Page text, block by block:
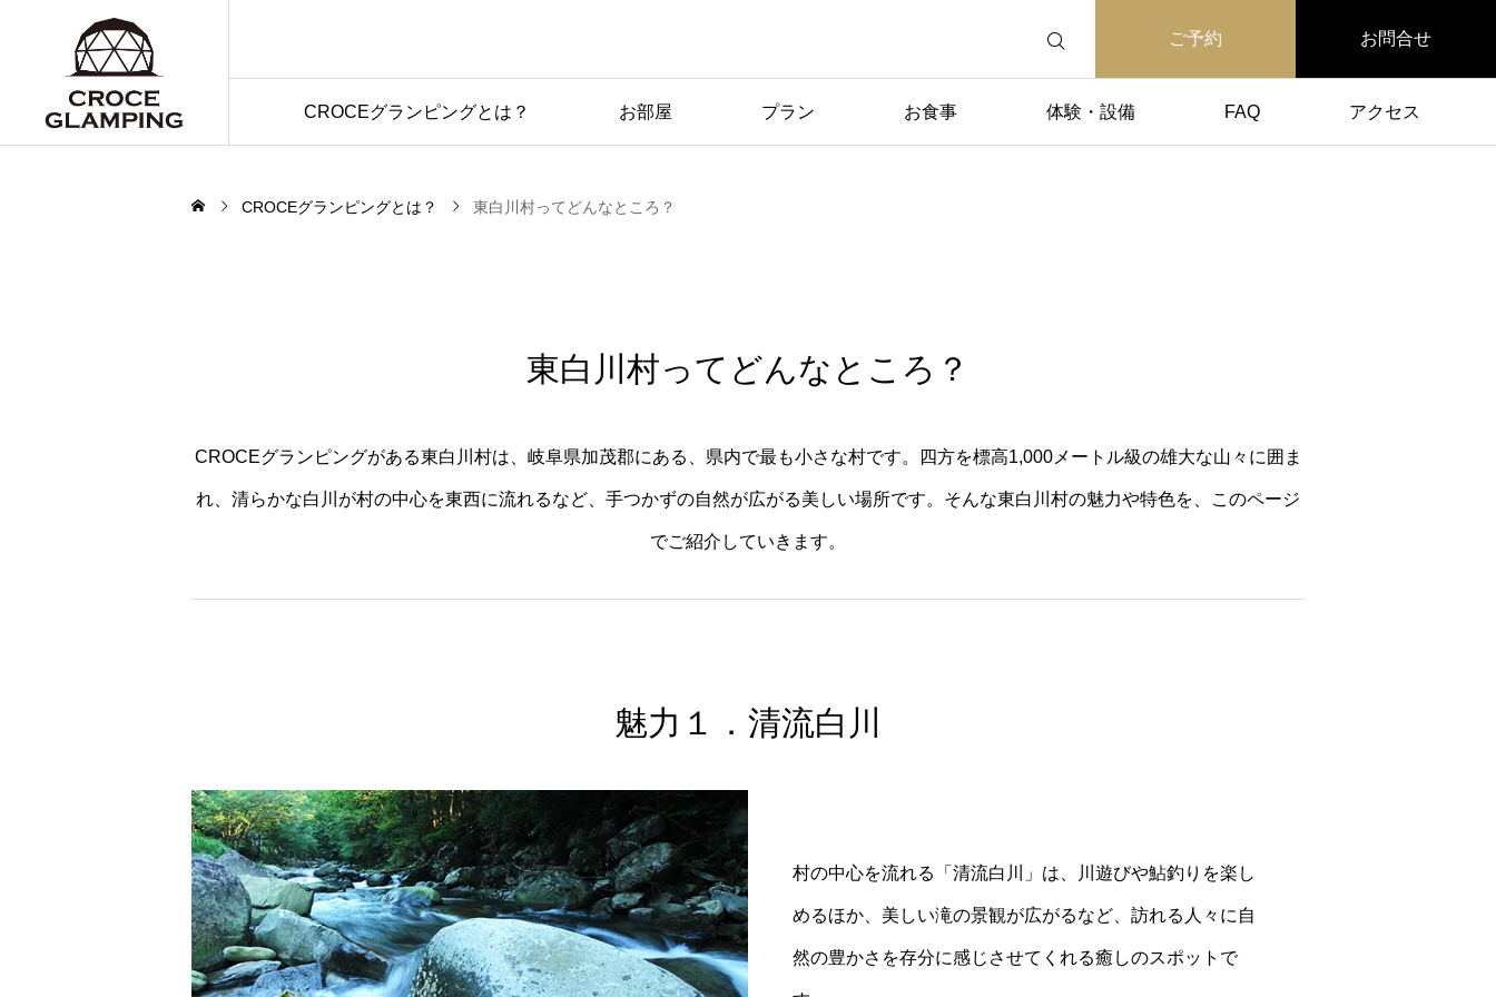
ご予約 お問合せ
CROCEグランピングとは？ お部屋 プラン お食事 体験・設備 FAQ アクセス
東白川村っ
てどんなと
CROCEグランピングとは？ 東白川村ってどんなところ？
東白川村ってどんなところ？
CROCEグランピングがある東白川村は、岐阜県加茂郡にある、県内で最も小さな村です。四方を標高1,000メートル級の雄大な山々に囲ま
れ、清らかな白川が村の中心を東西に流れるなど、手つかずの自然が広がる美しい場所です。そんな東白川村の魅力や特色を、このページ
でご紹介していきます。
魅力１．清流白川
村の中心を流れる「清流白川」は、川遊びや鮎釣りを楽し
めるほか、美しい滝の景観が広がるなど、訪れる人々に自
然の豊かさを存分に感じさせてくれる癒しのスポットで